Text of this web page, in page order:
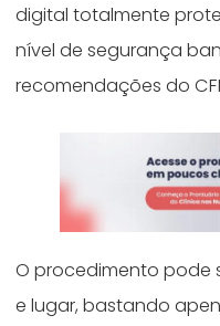
digital totalmente
nível de segurança
recomendações do
O procedimento pode
e lugar, bastando